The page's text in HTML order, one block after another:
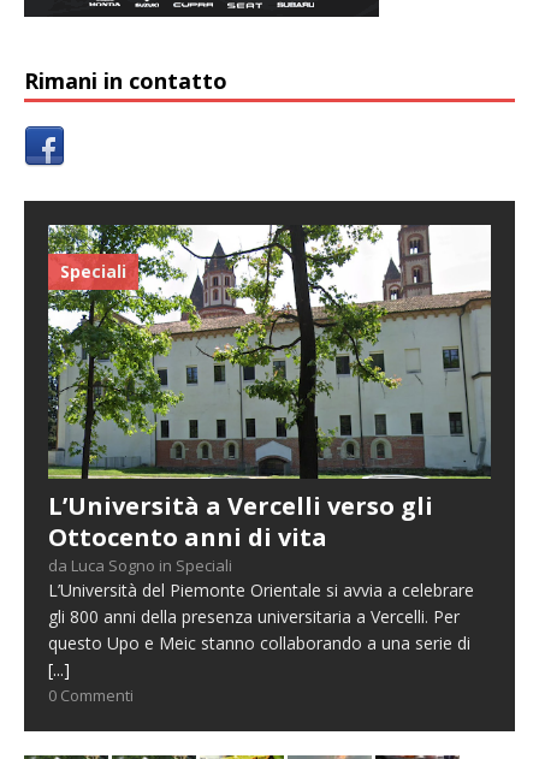
Rimani in contatto
Speciali
L’Università a Vercelli verso gli
Ottocento anni di vita
da Luca Sogno in Speciali
L’Università del Piemonte Orientale si avvia a celebrare
gli 800 anni della presenza universitaria a Vercelli. Per
questo Upo e Meic stanno collaborando a una serie di
[...]
0 Commenti